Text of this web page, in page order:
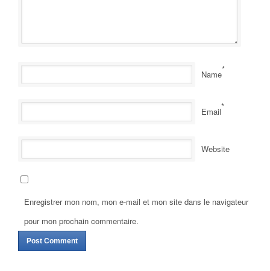
Name*
Email*
Website
Enregistrer mon nom, mon e-mail et mon site dans le navigateur
pour mon prochain commentaire.